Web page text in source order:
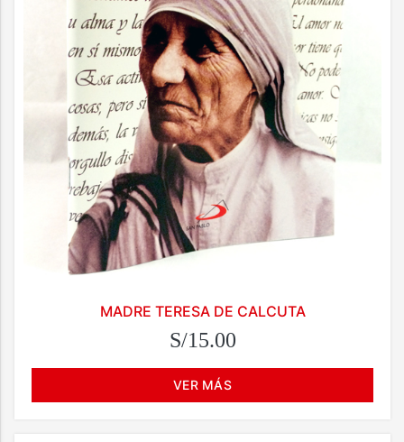
MADRE TERESA DE CALCUTA
S/15.00
VER MÁS